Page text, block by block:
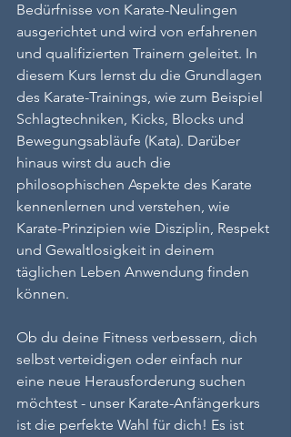
Bedürfnisse von Karate-Neulingen
ausgerichtet und wird von erfahrenen
und qualifizierten Trainern geleitet. In
diesem Kurs lernst du die Grundlagen
des Karate-Trainings, wie zum Beispiel
Schlagtechniken, Kicks, Blocks und
Bewegungsabläufe (Kata). Darüber
hinaus wirst du auch die
philosophischen Aspekte des Karate
kennenlernen und verstehen, wie
Karate-Prinzipien wie Disziplin, Respekt
und Gewaltlosigkeit in deinem
täglichen Leben Anwendung finden
können.
Ob du deine Fitness verbessern, dich
selbst verteidigen oder einfach nur
eine neue Herausforderung suchen
möchtest - unser Karate-Anfängerkurs
ist die perfekte Wahl für dich! Es ist